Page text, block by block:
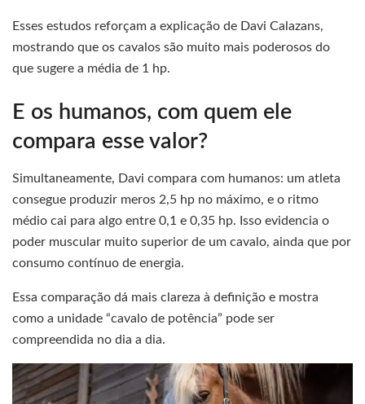
Esses estudos reforçam a explicação de Davi Calazans,
mostrando que os cavalos são muito mais poderosos do
que sugere a média de 1 hp.
E os humanos, com quem ele
compara esse valor?
Simultaneamente, Davi compara com humanos: um atleta
consegue produzir meros 2,5 hp no máximo, e o ritmo
médio cai para algo entre 0,1 e 0,35 hp. Isso evidencia o
poder muscular muito superior de um cavalo, ainda que por
consumo contínuo de energia.
Essa comparação dá mais clareza à definição e mostra
como a unidade “cavalo de potência” pode ser
compreendida no dia a dia.